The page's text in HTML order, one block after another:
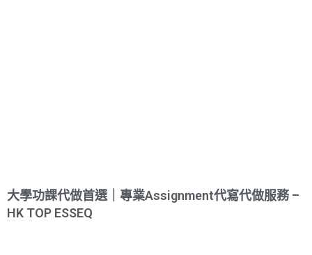
大學功課代做首選｜專業Assignment代寫代做服務 –
HK TOP ESSEQ